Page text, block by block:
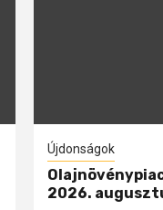
Újdonságok
2026.